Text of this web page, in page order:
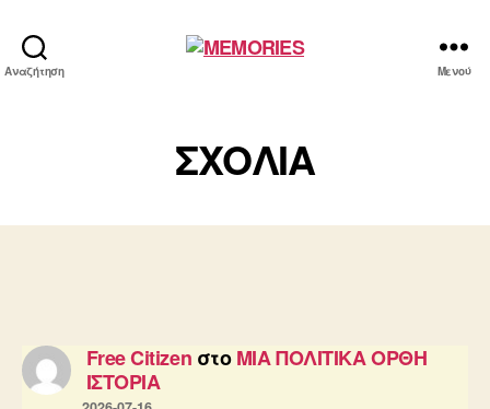
Αναζήτηση Μενού
ΣΧΟΛΙΑ
Free Citizen στοΜΙΑ ΠΟΛΙΤΙΚΑ ΟΡΘΗ
ΙΣΤΟΡΙΑ